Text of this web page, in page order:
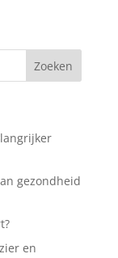
gezondheid
en